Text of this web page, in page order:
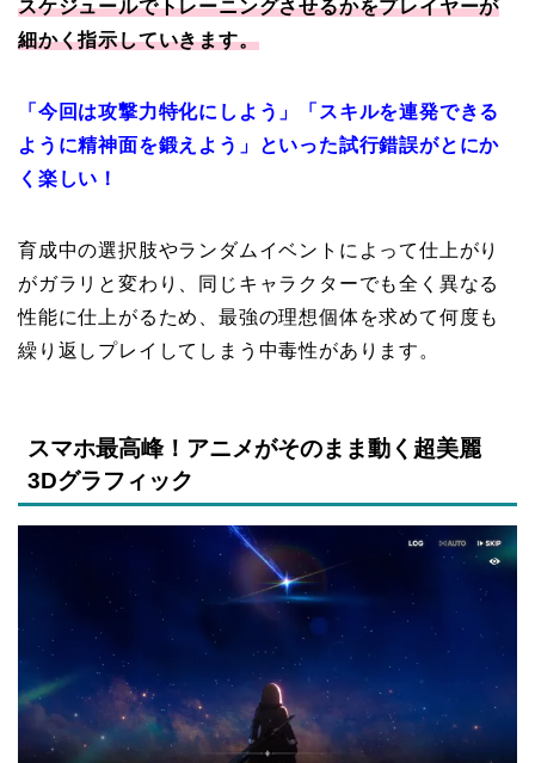
スケジュールでトレーニングさせるかをプレイヤーが
細かく指示していきます。
「今回は攻撃力特化にしよう」「スキルを連発できる
ように精神面を鍛えよう」といった試行錯誤がとにか
く楽しい！
育成中の選択肢やランダムイベントによって仕上がり
がガラリと変わり、同じキャラクターでも全く異なる
性能に仕上がるため、最強の理想個体を求めて何度も
繰り返しプレイしてしまう中毒性があります。
スマホ最高峰！アニメがそのまま動く超美麗
3Dグラフィック